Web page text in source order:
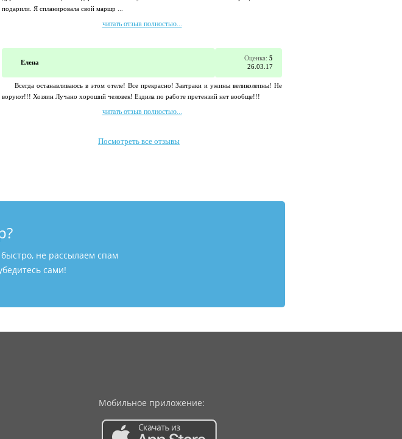
подарили. Я спланировала свой маршр ...
читать отзыв полностью...
Елена
Оценка: 5
26.03.17
Всегда останавливаюсь в этом отеле! Все прекрасно! Завтраки и ужины великолепны! Не
воруют!!! Хозяин Лучано хороший человек! Ездила по работе претензий нет вообще!!!
читать отзыв полностью...
Посмотреть все отзывы
не рассылаем спам
сами!
Мобильное приложение: